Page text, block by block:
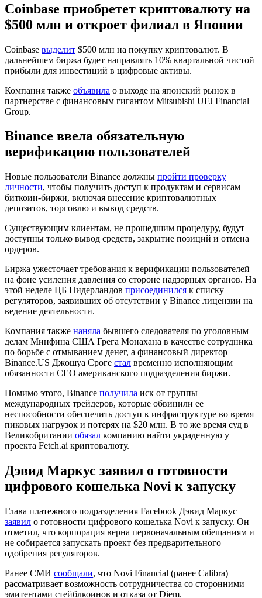
Coinbase приобретет криптовалюту на
$500 млн и откроет филиал в Японии
Coinbase выделит $500 млн на покупку криптовалют. В
дальнейшем биржа будет направлять 10% квартальной чистой
прибыли для инвестиций в цифровые активы.
Компания также объявила о выходе на японский рынок в
партнерстве с финансовым гигантом Mitsubishi UFJ Financial
Group.
Binance ввела обязательную
верификацию пользователей
Новые пользователи Binance должны пройти проверку
личности, чтобы получить доступ к продуктам и сервисам
биткоин-биржи, включая внесение криптовалютных
депозитов, торговлю и вывод средств.
Существующим клиентам, не прошедшим процедуру, будут
доступны только вывод средств, закрытие позиций и отмена
ордеров.
Биржа ужесточает требования к верификации пользователей
на фоне усиления давления со стороне надзорных органов. На
этой неделе ЦБ Нидерландов присоединился к списку
регуляторов, заявивших об отсутствии у Binance лицензии на
ведение деятельности.
Компания также наняла бывшего следователя по уголовным
делам Минфина США Грега Монахана в качестве сотрудника
по борьбе с отмыванием денег, а финансовый директор
Binance.US Джошуа Сроге стал временно исполняющим
обязанности CEO американского подразделения биржи.
Помимо этого, Binance получила иск от группы
международных трейдеров, которые обвинили ее
неспособности обеспечить доступ к инфраструктуре во время
пиковых нагрузок и потерях на $20 млн. В то же время суд в
Великобритании обязал компанию найти украденную у
проекта Fetch.ai криптовалюту.
Дэвид Маркус заявил о готовности
цифрового кошелька Novi к запуску
Глава платежного подразделения Facebook Дэвид Маркус
заявил о готовности цифрового кошелька Novi к запуску. Он
отметил, что корпорация верна первоначальным обещаниям и
не собирается запускать проект без предварительного
одобрения регуляторов.
Ранее СМИ сообщали, что Novi Financial (ранее Calibra)
рассматривает возможность сотрудничества со сторонними
эмитентами стейблкоинов и отказа от Diem.